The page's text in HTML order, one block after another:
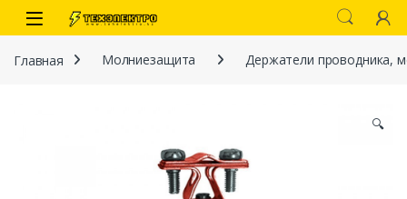
Перейти к навигации
перейти к содержанию
Open
Главная Молниезащита Держатели проводника,
🔍